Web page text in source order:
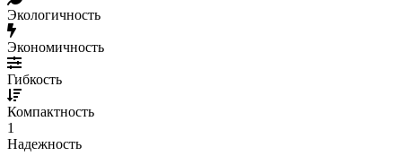
Экологичность
Экономичность
Гибкость
Компактность
1
Надежность